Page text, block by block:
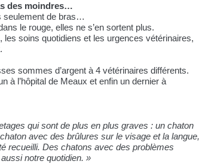
des moindres…
seulement de bras…
le rouge, elles ne s’en sortent plus.
les soins quotidiens et les urgences vétérinaires,
sommes d’argent à 4 vétérinaires différents.
à l’hôpital de Meaux et enfin un dernier à
qui sont de plus en plus graves : un chaton
avec des brûlures sur le visage et la langue,
recueilli. Des chatons avec des problèmes
notre quotidien. »